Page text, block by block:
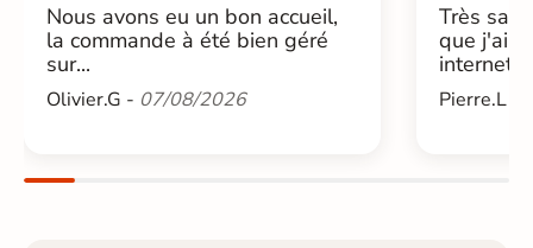
Nous avons eu un bon accueil,
la commande à été bien géré
sur...
Olivier.G - 07/08/2026
Très
que j'ai
internet....
Pierre.L -